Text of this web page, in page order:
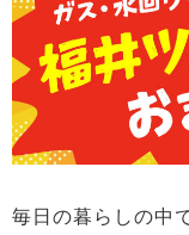
毎日の暮らしの中